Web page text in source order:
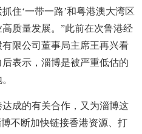
住‘一带一路’和粤港澳大湾区
质量发展。”此前在次鲁港经
限公司董事局主席王再兴看
表示，淄博是被严重低估的
成的有关合作，又为淄博这
不断加快链接香港资源、打